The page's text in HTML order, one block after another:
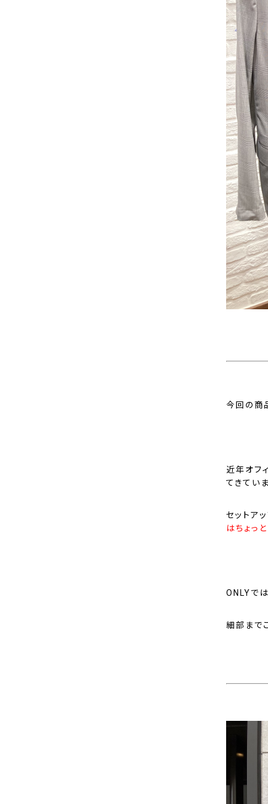
今回の商
近年オフ
てきてい
セットア
はちょっと
ONLYで
細部まで